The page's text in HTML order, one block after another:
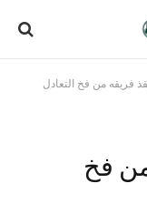
فريقه من فخ التعادل
فخ